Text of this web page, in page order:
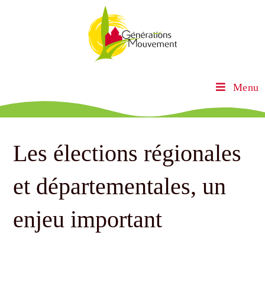
Menu
Les élections régionales
et départementales, un
enjeu important